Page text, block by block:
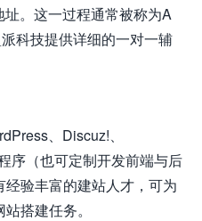
。这一过程通常被称为A
科技提供详细的一对一辅
、Discuz!、
序（也可定制开发前端与后
验丰富的建站人才，可为
搭建任务。